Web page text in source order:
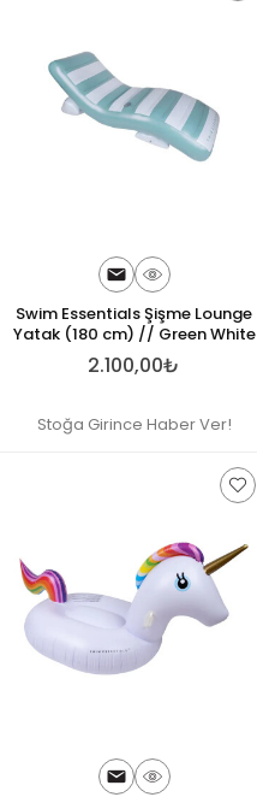
Swim Essentials Şişme Lounge
Yatak (180 cm) // Green White
2.100,00₺
Stoğa Girince Haber Ver!